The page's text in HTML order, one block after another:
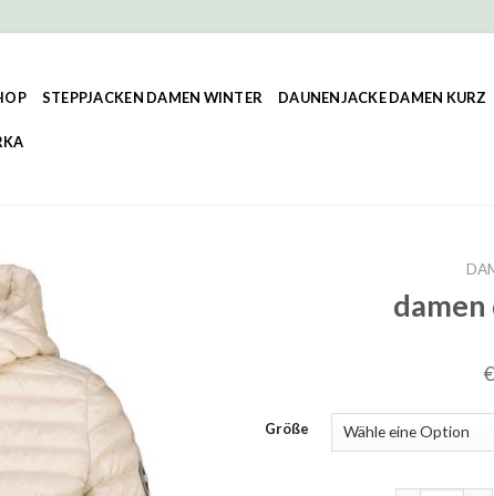
STEPPJACKEN DAMEN WINTER DAUNENJACKE DAMEN KURZ
€
Größe